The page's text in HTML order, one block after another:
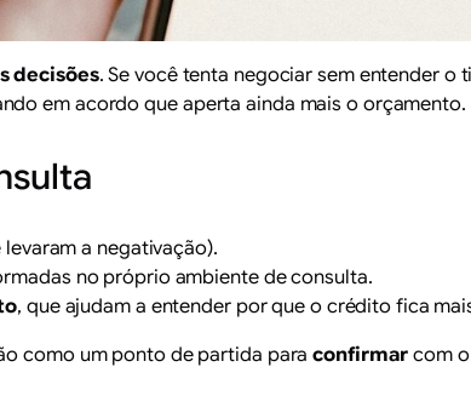
decisões. Se você tenta negociar sem entender
em acordo que aperta ainda mais o orçamento.
a negativação).
no próprio ambiente de consulta.
, que ajudam a entender por que o crédito fica
como um ponto de partida paraconfirmar com